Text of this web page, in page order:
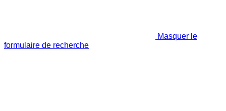
Masquer le
formulaire de recherche